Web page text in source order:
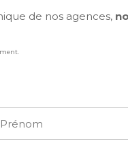
de nos agences,